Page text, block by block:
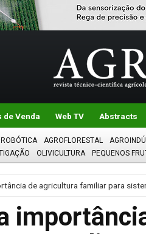
de Venda Web TV Abstracts
AGROFLORESTAL
OLIVICULTURA PEQUENOS
de agricultura familiar para